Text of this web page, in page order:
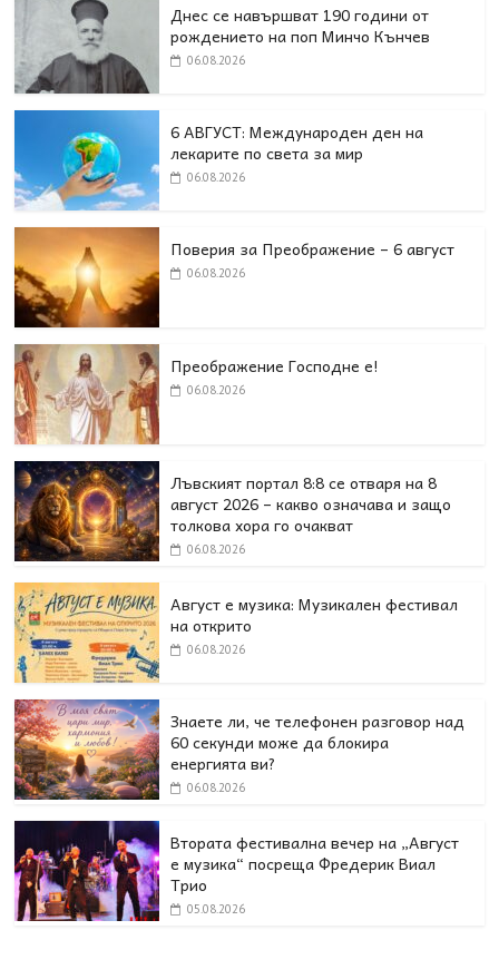
Днес се навършват 190 години от
рождението на поп Минчо Кънчев
06.08.2026
6 АВГУСТ: Международен ден на
лекарите по света за мир
06.08.2026
Поверия за Преображение – 6 август
06.08.2026
Преображение Господне е!
06.08.2026
Лъвският портал 8:8 се отваря на 8
август 2026 – какво означава и защо
толкова хора го очакват
06.08.2026
Август е музика: Музикален фестивал
на открито
06.08.2026
Знаете ли, че телефонен разговор над
60 секунди може да блокира
енергията ви?
06.08.2026
Втората фестивална вечер на „Август
е музика“ посреща Фредерик Виал
Трио
05.08.2026